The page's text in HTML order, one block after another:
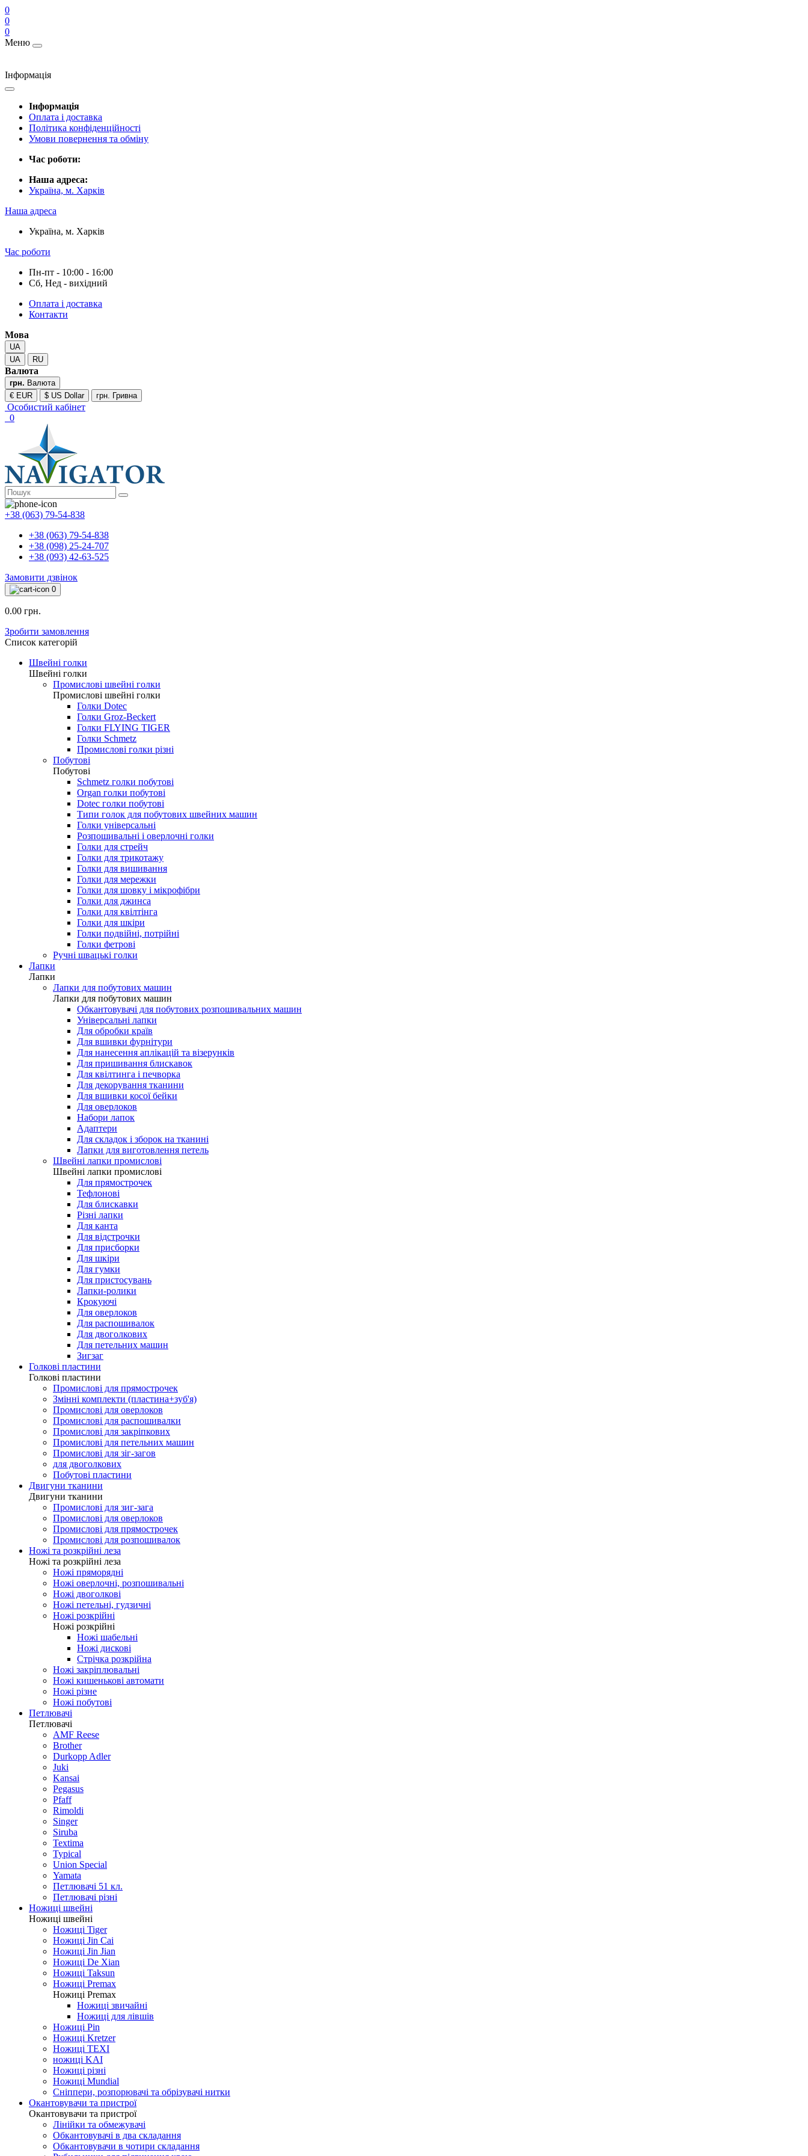
0
0
0
Меню
Інформація
Інформація
Оплата і доставка
Політика конфіденційності
Умови повернення та обміну
Час роботи:
Наша адреса:
Україна, м. Харків
Наша адреса
Україна, м. Харків
Час роботи
Пн-пт - 10:00 - 16:00
Сб, Нед - вихідний
Оплата і доставка
Контакти
Мова
UA
UA
RU
Валюта
грн. Валюта
€ EUR
$ US Dollar грн. Гривна
Особистий кабінет
0
+38 (063) 79-54-838
+38 (063) 79-54-838
+38 (098) 25-24-707
+38 (093) 42-63-525
Замовити дзвінок
0
0.00 грн.
Зробити замовлення
Список категорій
Швейні голки
Швейні голки
Промислові швейні голки
Промислові швейні голки
Голки Dotec
Голки Groz-Beckert
Голки FLYING TIGER
Голки Schmetz
Промислові голки різні
Побутові
Побутові
Schmetz голки побутові
Organ голки побутові
Dotec голки побутові
Типи голок для побутових швейних машин
Голки універсальні
Розпошивальні і оверлочні голки
Голки для стрейч
Голки для трикотажу
Голки для вишивання
Голки для мережки
Голки для шовку і мікрофібри
Голки для джинса
Голки для квілтінга
Голки для шкіри
Голки подвійні, потрійні
Голки фетрові
Ручні швацькі голки
Лапки
Лапки
Лапки для побутових машин
Лапки для побутових машин
Обкантовувачі для побутових розпошивальних машин
Універсальні лапки
Для обробки країв
Для вшивки фурнітури
Для нанесення аплікацій та візерунків
Для пришивання блискавок
Для квілтинга і печворка
Для декорування тканини
Для вшивки косої бейки
Для оверлоков
Набори лапок
Адаптери
Для складок і зборок на тканині
Лапки для виготовлення петель
Швейні лапки промислові
Швейні лапки промислові
Для прямострочек
Тефлонові
Для блискавки
Різні лапки
Для канта
Для відстрочки
Для присборки
Для шкіри
Для гумки
Для пристосувань
Лапки-ролики
Крокуючі
Для оверлоков
Для распошивалок
Для двоголкових
Для петельних машин
Зигзаг
Голкові пластини
Голкові пластини
Промислові для прямострочек
Змінні комплекти (пластина+зуб'я)
Промислові для оверлоков
Промислові для распошивалки
Промислові для закріпкових
Промислові для петельних машин
Промислові для зіг-загов
для двоголкових
Побутові пластини
Двигуни тканини
Двигуни тканини
Промислові для зиг-зага
Промислові для оверлоков
Промислові для прямострочек
Промислові для розпошивалок
Ножі та розкрійні леза
Ножі та розкрійні леза
Ножі пряморядні
Ножі оверлочні, розпошивальні
Ножі двоголкові
Ножі петельні, гудзичні
Ножі розкрійні
Ножі розкрійні
Ножі шабельні
Ножі дискові
Стрічка розкрійна
Ножі закріплювальні
Ножі кишенькові автомати
Ножі різне
Ножі побутові
Петлювачі
Петлювачі
AMF Reese
Brother
Durkopp Adler
Juki
Kansai
Pegasus
Pfaff
Rimoldi
Singer
Siruba
Textima
Typical
Union Special
Yamata
Петлювачі 51 кл.
Петлювачі різні
Ножиці швейні
Ножиці швейні
Ножиці Tiger
Ножиці Jin Cai
Ножиці Jin Jian
Ножиці De Xian
Ножиці Taksun
Ножиці Premax
Ножиці Premax
Ножиці звичайні
Ножиці для лівшів
Ножиці Pin
Ножиці Kretzer
Ножиці TEXI
ножиці KAI
Ножиці різні
Ножиці Mundial
Сніппери, розпорювачі та обрізувачі нитки
Окантовувачи та пристрої
Окантовувачи та пристрої
Лінійки та обмежувачі
Обкантовувачі в два складання
Обкантовувачи в чотири складання